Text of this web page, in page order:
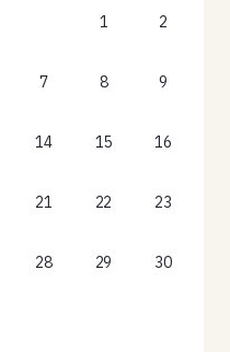
1 2
7 8 9
14 15 16
21 22 23
28 29 30